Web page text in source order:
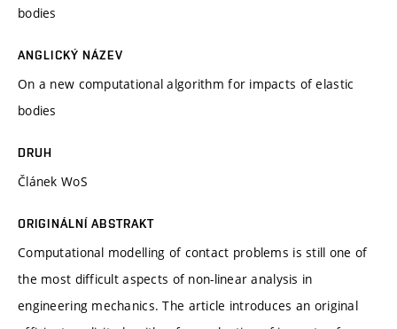
bodies
ANGLICKÝ NÁZEV
On a new computational algorithm for impacts of elastic
bodies
DRUH
Článek WoS
ORIGINÁLNÍ ABSTRAKT
Computational modelling of contact problems is still one of
the most difficult aspects of non-linear analysis in
engineering mechanics. The article introduces an original